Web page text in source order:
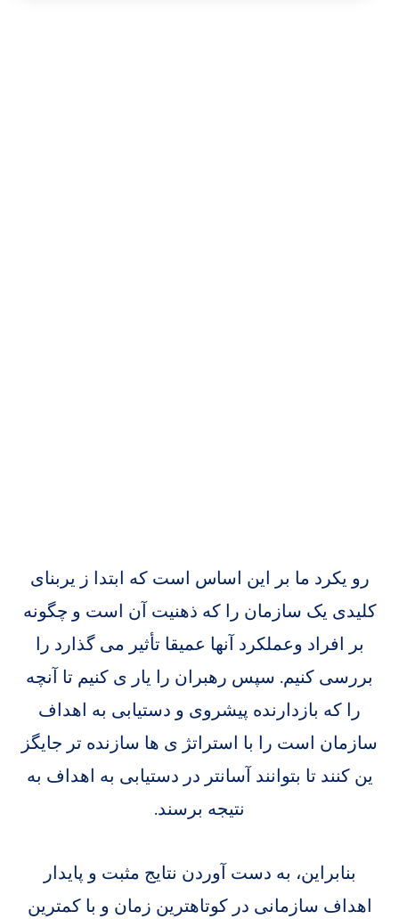
رو یکرد ما بر این اساس است که ابتدا ز یربنای
کلیدی یک سازمان را که ذهنیت آن است و چگونه
بر افراد وعملکرد آنها عمیقا تأثیر می گذارد را
بررسی کنیم. سپس رهبران را یار ی کنیم تا آنچه
را که بازدارنده پیشروی و دستیابی به اهداف
سازمان است را با استراتژ ی ها سازنده تر جایگز
ین کنند تا بتوانند آسانتر در دستیابی به اهداف به
نتیجه برسند.
بنابراین، به دست آوردن نتایج مثبت و پایدار
اهداف سازمانی در کوتاهترین زمان و با کمترین